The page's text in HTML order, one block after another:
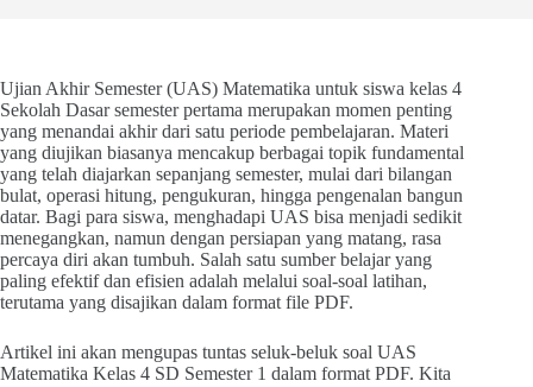
Ujian Akhir Semester (UAS) Matematika untuk siswa kelas 4
Sekolah Dasar semester pertama merupakan momen penting
yang menandai akhir dari satu periode pembelajaran. Materi
yang diujikan biasanya mencakup berbagai topik fundamental
yang telah diajarkan sepanjang semester, mulai dari bilangan
bulat, operasi hitung, pengukuran, hingga pengenalan bangun
datar. Bagi para siswa, menghadapi UAS bisa menjadi sedikit
menegangkan, namun dengan persiapan yang matang, rasa
percaya diri akan tumbuh. Salah satu sumber belajar yang
paling efektif dan efisien adalah melalui soal-soal latihan,
terutama yang disajikan dalam format file PDF.
Artikel ini akan mengupas tuntas seluk-beluk soal UAS
Matematika Kelas 4 SD Semester 1 dalam format PDF. Kita